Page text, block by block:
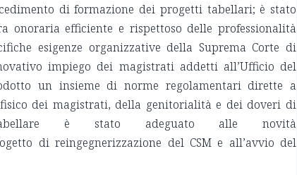
di formazione dei progetti tabellari; è stato
onoraria efficiente e rispettoso delle professionalità
esigenze organizzative della Suprema Corte di
impiego dei magistrati addetti all’Ufficio del
un insieme di norme regolamentari dirette a
dei magistrati, della genitorialità e dei doveri di
è stato adeguato alle novità
di reingegnerizzazione del CSM e all’avvio del